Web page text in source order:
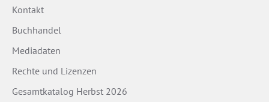
Kontakt
Buchhandel
Mediadaten
Rechte und Lizenzen
Gesamtkatalog Herbst 2026